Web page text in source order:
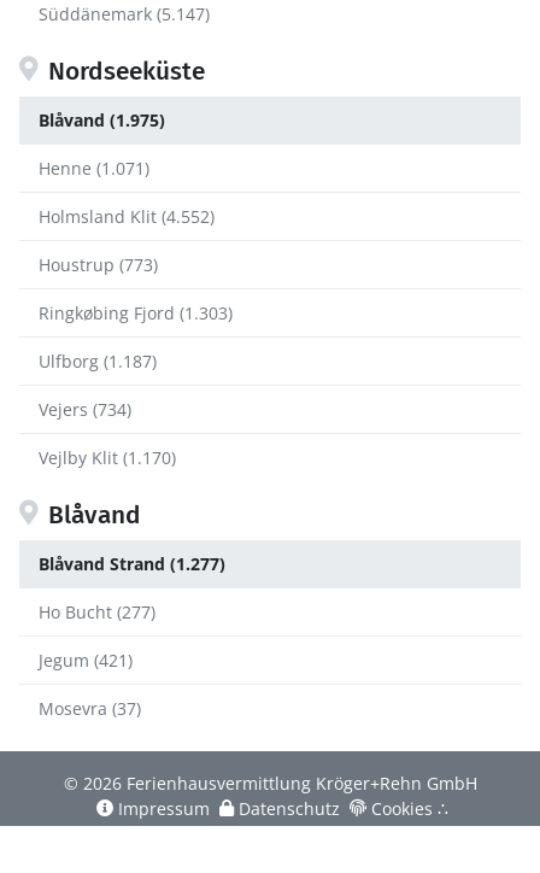
Süddänemark (5.147)
Nordseeküste
Blåvand (1.975)
Henne (1.071)
Holmsland Klit (4.552)
Houstrup (773)
Ringkøbing Fjord (1.303)
Ulfborg (1.187)
Vejers (734)
Vejlby Klit (1.170)
Blåvand
Blåvand Strand (1.277)
Ho Bucht (277)
Jegum (421)
Mosevra (37)
© 2026 Ferienhausvermittlung Kröger+Rehn GmbH
Impressum
Datenschutz Cookies ∴